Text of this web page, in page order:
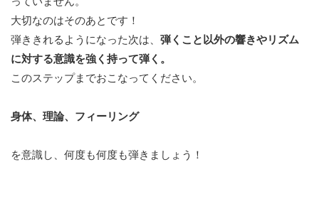
大切なのはそのあとです！
弾ききれるようになった次は、 弾くこと以外の響きやリズム
に対する意識を強く持って弾く。
このステップまでおこなってください。
身体、理論、フィーリング
を意識し、何度も何度も弾きましょう！